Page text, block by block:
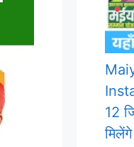
12
मिलेंगे